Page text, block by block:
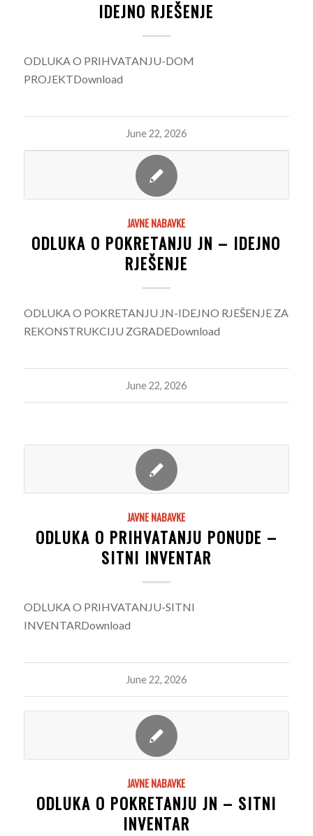
IDEJNO RJEŠENJE
ODLUKA O PRIHVATANJU-DOM
PROJEKTDownload
June 22, 2026
JAVNE NABAVKE
ODLUKA O POKRETANJU JN – IDEJNO
RJEŠENJE
ODLUKA O POKRETANJU JN-IDEJNO RJEŠENJE ZA
REKONSTRUKCIJU ZGRADEDownload
June 22, 2026
JAVNE NABAVKE
ODLUKA O PRIHVATANJU PONUDE –
SITNI INVENTAR
ODLUKA O PRIHVATANJU-SITNI
INVENTARDownload
June 22, 2026
JAVNE NABAVKE
ODLUKA O POKRETANJU JN – SITNI
INVENTAR